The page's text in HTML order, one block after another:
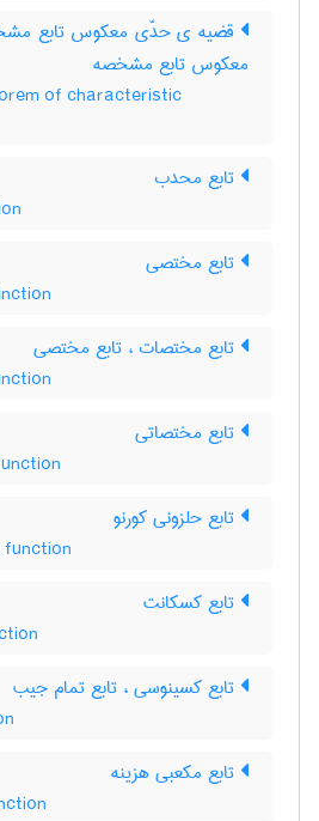
قضیه ی حدّی معکوس تابع
معکوس تابع مشخصه
of characteristic
تابع محدب
تابع مختصی
تابع مختصات ، تابع مختصی
تابع مختصاتی
تابع حلزونی کورنو
تابع کسکانت
تابع کسینوسی ، تابع تمام جیب
تابع مکعبی هزینه